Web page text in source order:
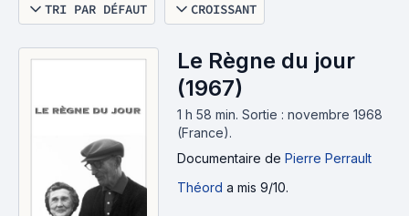
TRI PAR DÉFAUT CROISSANT
Le Règne du jour
(1967)
1 h 58 min. Sortie : novembre 1968
(France).
Documentaire de Pierre Perrault
Théord a mis 9/10.